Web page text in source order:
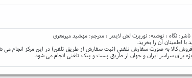
اطمینان آن را بخرید.
فروش کالا به صورت سفارش تلفنی (ثبت سفارش از طریق تلفن) در این مرکز انجام می
برای سراسر ایران و جهان از طریق پست و پیک تلفنی انجام می شود.